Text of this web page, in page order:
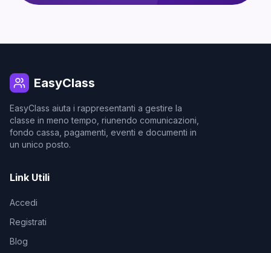
EasyClass
EasyClass aiuta i rappresentanti a gestire la
classe in meno tempo, riunendo comunicazioni,
fondo cassa, pagamenti, eventi e documenti in
un unico posto.
Link Utili
Accedi
Registrati
Blog